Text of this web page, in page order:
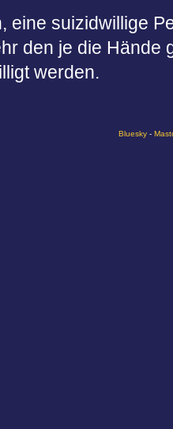
eine suizidwillige
den je die
werden.
Bluesky -